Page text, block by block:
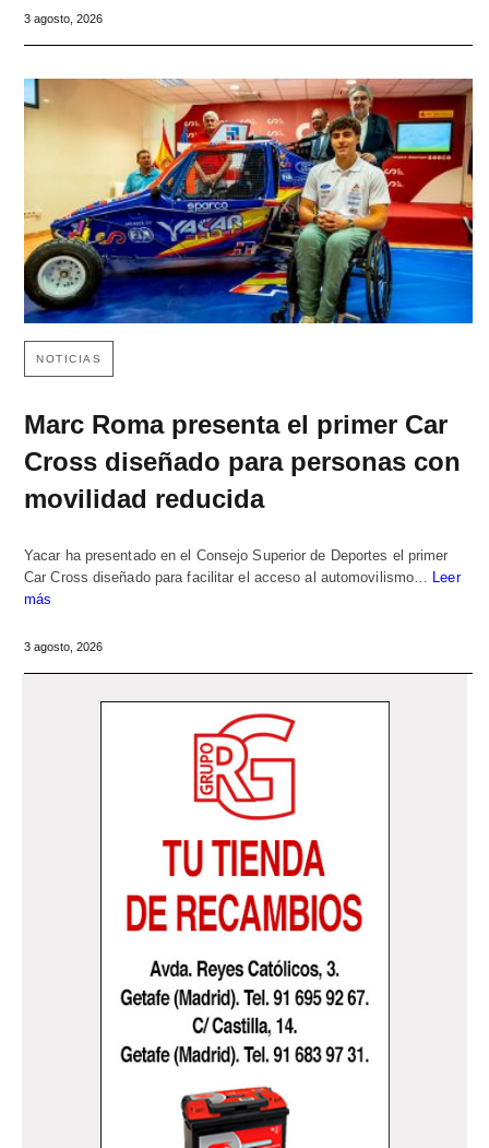
3 agosto, 2026
NOTICIAS
Marc Roma presenta el primer Car
Cross diseñado para personas con
movilidad reducida
Yacar ha presentado en el Consejo Superior de Deportes el primer
Car Cross diseñado para facilitar el acceso al automovilismo… Leer
más
3 agosto, 2026